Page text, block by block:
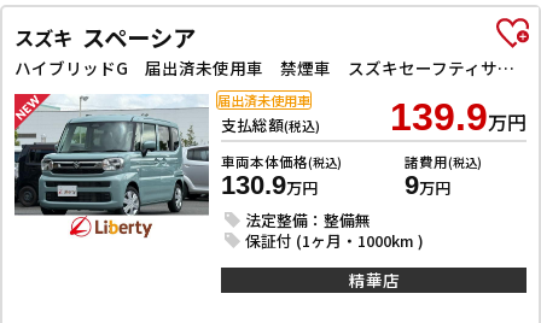
スズキ スペーシア
ハイブリッドG 届出済未使用車 禁煙車 スズキセーフティサポート LEDヘッドライト スマートキー プッシュスタート アイドリングストップ 両側スライドドア ステアリングスイッチ 電動格納ミラー オートエアコン
支払総額(税込) 139.9万円
車両本体価格(税込)
130.9万円
諸費用(税込)
9万円
法定整備：整備無
保証付 (1ヶ月・1000km )
届出済未使用車
精華店